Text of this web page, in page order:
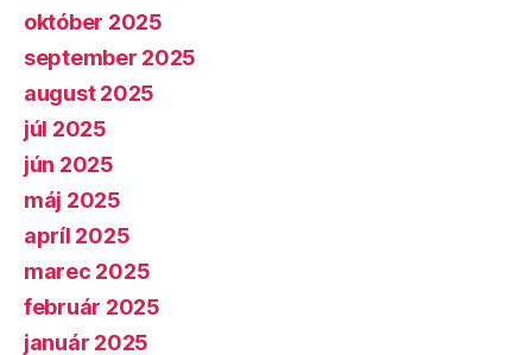
október 2025
september 2025
august 2025
júl 2025
jún 2025
máj 2025
apríl 2025
marec 2025
február 2025
január 2025